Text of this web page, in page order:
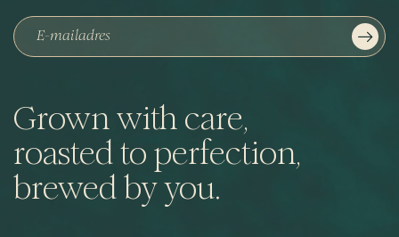
Grown with care,
roasted to perfection,
brewed by you.